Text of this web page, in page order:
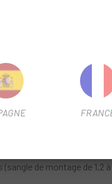
haute efficacité et
pour les
:
lorsque les
avec un maximum de
à utiliser :
de montage de 1,2